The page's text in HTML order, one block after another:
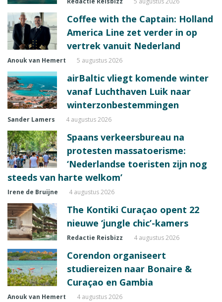
Coffee with the Captain: Holland
America Line zet verder in op
vertrek vanuit Nederland
Anouk van Hemert 5 augustus 2026
airBaltic vliegt komende winter
vanaf Luchthaven Luik naar
winterzonbestemmingen
Sander Lamers 4 augustus 2026
Spaans verkeersbureau na
protesten massatoerisme:
‘Nederlandse toeristen zijn nog
steeds van harte welkom’
Irene de Bruijne 4 augustus 2026
The Kontiki Curaçao opent 22
nieuwe ‘jungle chic’-kamers
Redactie Reisbizz 4 augustus 2026
Corendon organiseert
studiereizen naar Bonaire &
Curaçao en Gambia
Anouk van Hemert 4 augustus 2026